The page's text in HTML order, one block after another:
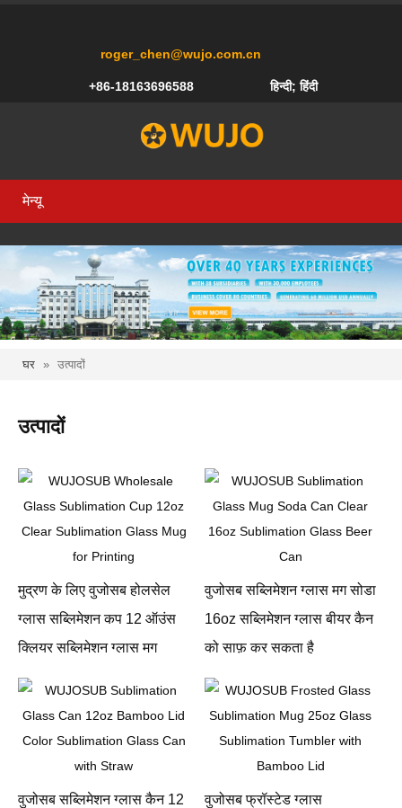
roger_chen@wujo.com.cn
+86-18163696588 हिन्दी; हिंदी
मेन्यू
घर » उत्पादों
उत्पादों
मुद्रण के लिए वुजोसब होलसेल
ग्लास सब्लिमेशन कप 12 ऑउंस
क्लियर सब्लिमेशन ग्लास मग
वुजोसब सब्लिमेशन ग्लास मग सोडा
16oz सब्लिमेशन ग्लास बीयर कैन
को साफ़ कर सकता है
वुजोसब सब्लिमेशन ग्लास कैन 12
वुजोसब फ्रॉस्टेड ग्लास